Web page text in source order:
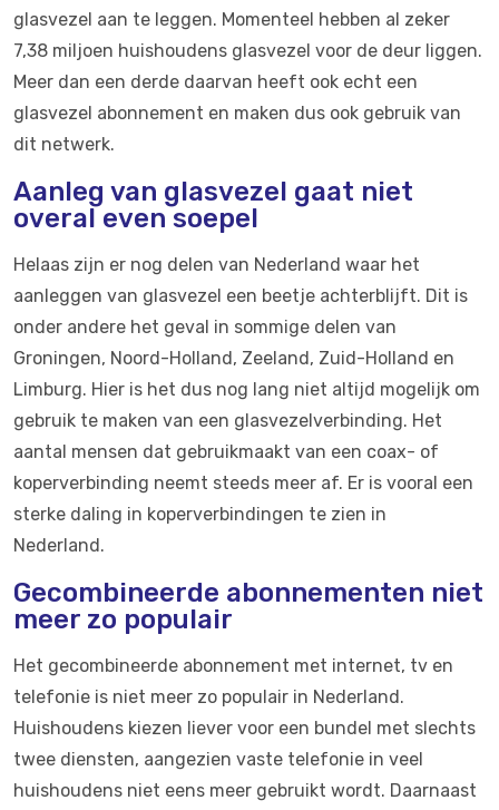
glasvezel aan te leggen. Momenteel hebben al zeker
7,38 miljoen huishoudens glasvezel voor de deur liggen.
Meer dan een derde daarvan heeft ook echt een
glasvezel abonnement en maken dus ook gebruik van
dit netwerk.
Aanleg van glasvezel gaat niet
overal even soepel
Helaas zijn er nog delen van Nederland waar het
aanleggen van glasvezel een beetje achterblijft. Dit is
onder andere het geval in sommige delen van
Groningen, Noord-Holland, Zeeland, Zuid-Holland en
Limburg. Hier is het dus nog lang niet altijd mogelijk om
gebruik te maken van een glasvezelverbinding. Het
aantal mensen dat gebruikmaakt van een coax- of
koperverbinding neemt steeds meer af. Er is vooral een
sterke daling in koperverbindingen te zien in
Nederland.
Gecombineerde abonnementen niet
meer zo populair
Het gecombineerde abonnement met internet, tv en
telefonie is niet meer zo populair in Nederland.
Huishoudens kiezen liever voor een bundel met slechts
twee diensten, aangezien vaste telefonie in veel
huishoudens niet eens meer gebruikt wordt. Daarnaast